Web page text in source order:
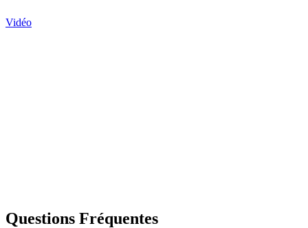
Vidéo
Questions Fréquentes